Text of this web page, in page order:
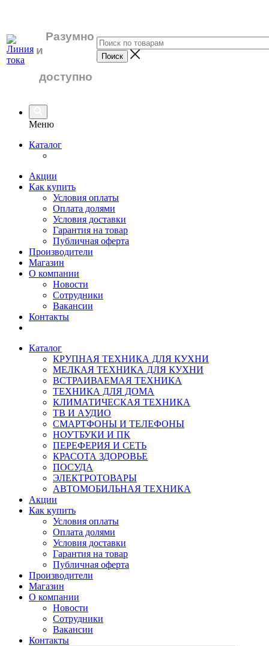
Разумно
и
доступно
Меню
Каталог
Акции
Как купить
Условия оплаты
Оплата долями
Условия доставки
Гарантия на товар
Публичная оферта
Производители
Магазин
О компании
Новости
Сотрудники
Вакансии
Контакты
Каталог
КРУПНАЯ ТЕХНИКА ДЛЯ КУХНИ
МЕЛКАЯ ТЕХНИКА ДЛЯ КУХНИ
ВСТРАИВАЕМАЯ ТЕХНИКА
ТЕХНИКА ДЛЯ ДОМА
КЛИМАТИЧЕСКАЯ ТЕХНИКА
ТВ И AУДИО
СМАРТФОНЫ И ТЕЛЕФОНЫ
НОУТБУКИ И ПК
ПЕРЕФЕРИЯ И СЕТЬ
КРАСОТА ЗДОРОВЬЕ
ПОСУДА
ЭЛЕКТРОТОВАРЫ
АВТОМОБИЛЬНАЯ ТЕХНИКА
Акции
Как купить
Условия оплаты
Оплата долями
Условия доставки
Гарантия на товар
Публичная оферта
Производители
Магазин
О компании
Новости
Сотрудники
Вакансии
Контакты